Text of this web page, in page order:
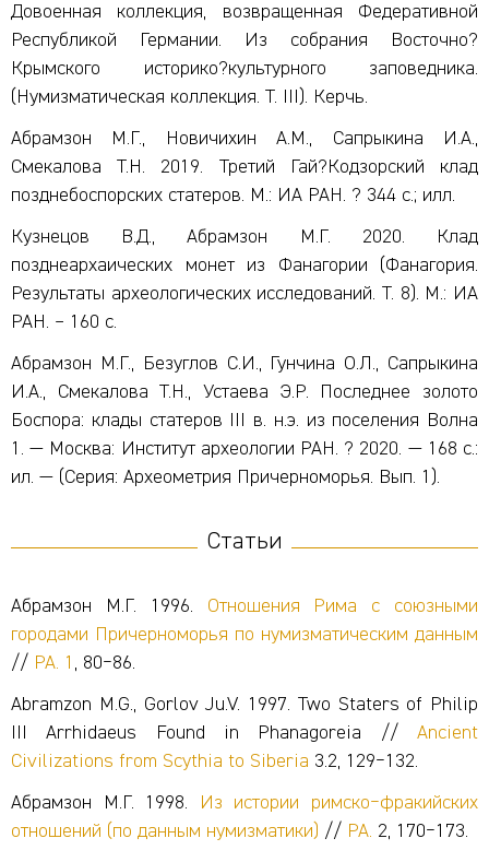
Довоенная коллекция, возвращенная Федеративной
Республикой Германии. Из собрания Восточно?
Крымского историко?культурного заповедника.
(Нумизматическая коллекция. Т. III). Керчь.
Абрамзон М.Г., Новичихин А.М., Сапрыкина И.А.,
Смекалова Т.Н. 2019. Третий Гай?Кодзорский клад
позднебоспорских статеров. М.: ИА РАН. ? 344 с.; илл.
Кузнецов В.Д., Абрамзон М.Г. 2020. Клад
позднеархаических монет из Фанагории (Фанагория.
Результаты археологических исследований. Т. 8). М.: ИА
РАН. – 160 с.
Абрамзон М.Г., Безуглов С.И., Гунчина О.Л., Сапрыкина
И.А., Смекалова Т.Н., Устаева Э.Р. Последнее золото
Боспора: клады статеров III в. н.э. из поселения Волна
1. — Москва: Институт археологии РАН. ? 2020. — 168 с.:
ил. — (Серия: Археометрия Причерноморья. Вып. 1).
Статьи
Абрамзон М.Г. 1996. Отношения Рима с союзными
городами Причерноморья по нумизматическим данным
// РА. 1 , 80‒86.
Abramzon M.G., Gorlov Ju.V. 1997. Two Staters of Philip
III Arrhidaeus Found in Phanagoreia // Ancient
Civilizations from Scythia to Siberia 3.2, 129‒132.
Абрамзон М.Г. 1998.
Из истории римско‒фракийских
отношений (по данным нумизматики) // РА. 2, 170‒173.